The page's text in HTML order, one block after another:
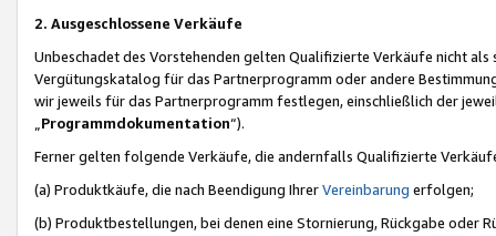
2. Ausgeschlossene Verkäufe
Unbeschadet des Vorstehenden gelten Qualifizierte Verkäufe nicht
Vergütungskatalog für das Partnerprogramm oder andere
wir jeweils für das Partnerprogramm festlegen, einschließlich der
Programmdokumentation“).
Ferner gelten folgende Verkäufe, die andernfalls Qualifizierte
(a) Produktkäufe, die nach Beendigung IhrerVereinbarung erfolgen;
(b) Produktbestellungen, bei denen eine Stornierung, Rückgabe oder